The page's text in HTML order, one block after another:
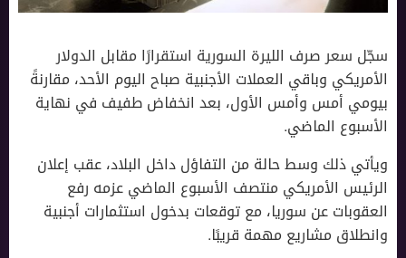
سجّل سعر صرف الليرة السورية استقرارًا مقابل الدولار
الأمريكي وباقي العملات الأجنبية صباح اليوم الأحد، مقارنةً
بيومي أمس وأمس الأول، بعد انخفاض طفيف في نهاية
الأسبوع الماضي.
ويأتي ذلك وسط حالة من التفاؤل داخل البلاد، عقب إعلان
الرئيس الأمريكي منتصف الأسبوع الماضي عزمه رفع
العقوبات عن سوريا، مع توقعات بدخول استثمارات أجنبية
وانطلاق مشاريع مهمة قريبًا.